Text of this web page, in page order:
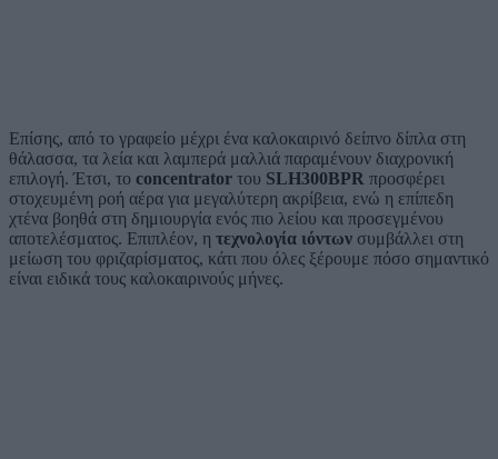
Επίσης, από το γραφείο μέχρι ένα καλοκαιρινό δείπνο δίπλα στη
θάλασσα, τα λεία και λαμπερά μαλλιά παραμένουν διαχρονική
επιλογή. Έτσι, το concentrator του SLH300BPR προσφέρει
στοχευμένη ροή αέρα για μεγαλύτερη ακρίβεια, ενώ η επίπεδη
χτένα βοηθά στη δημιουργία ενός πιο λείου και προσεγμένου
αποτελέσματος. Επιπλέον, η τεχνολογία ιόντων συμβάλλει στη
μείωση του φριζαρίσματος, κάτι που όλες ξέρουμε πόσο σημαντικό
είναι ειδικά τους καλοκαιρινούς μήνες.